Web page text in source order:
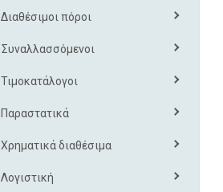
Διαθέσιμοι πόροι
Συναλλασσόμενοι
Τιμοκατάλογοι
Παραστατικά
Χρηματικά διαθέσιμα
Λογιστική